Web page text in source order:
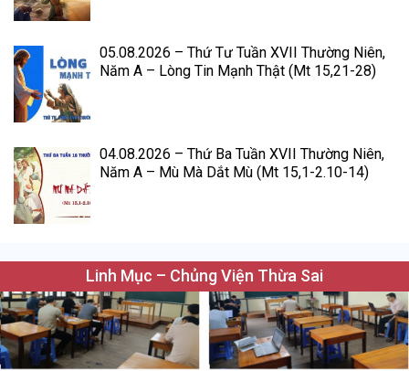
05.08.2026 – Thứ Tư Tuần XVII Thường Niên,
Năm A – Lòng Tin Mạnh Thật (Mt 15,21-28)
04.08.2026 – Thứ Ba Tuần XVII Thường Niên,
Năm A – Mù Mà Dắt Mù (Mt 15,1-2.10-14)
Linh Mục – Chủng Viện Thừa Sai